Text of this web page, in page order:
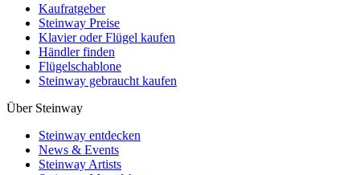
Kaufratgeber
Steinway Preise
Klavier oder Flügel kaufen
Händler finden
Flügelschablone
Steinway gebraucht kaufen
Über Steinway
Steinway entdecken
News & Events
Steinway Artists